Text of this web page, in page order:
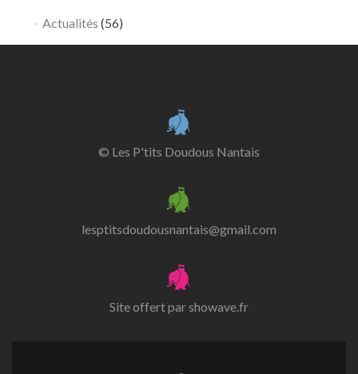
Actualités (56)
© Les P'tits Doudous Nantais
lesptitsdoudousnantais@gmail.com
Site offert parshowave.fr